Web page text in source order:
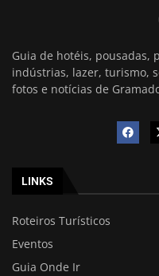
Guia de hotéis, pousadas,
indústrias, lazer, turismo,
fotos e notícias de
LINKS
Roteiros Turísticos
Eventos
Guia Onde Ir